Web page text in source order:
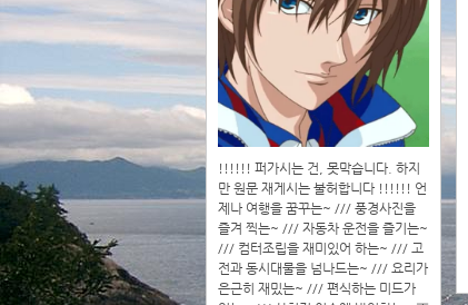
!!!!!! 퍼가시는 건, 못막습니다. 하지
만 원문 재게시는 불허합니다 !!!!!! 언
제나 여행을 꿈꾸는~ /// 풍경사진을
즐겨 찍는~ /// 자동차 운전을 즐기는~
/// 컴터조립을 재미있어 하는~ /// 고
전과 동시대물을 넘나드는~ /// 요리가
은근히 재밌는~ /// 편식하는 미드가